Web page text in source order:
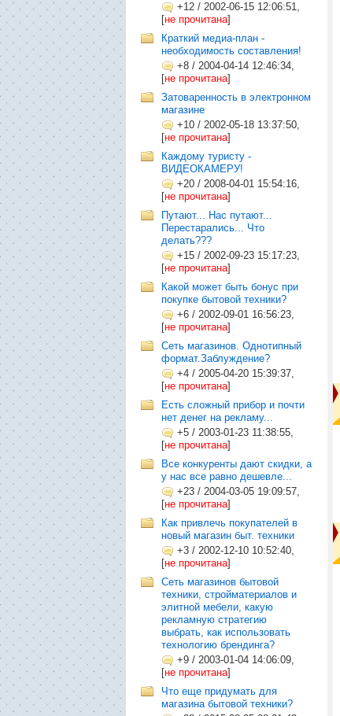
+12 / 2002-06-15 12:06:51,
[не прочитана]
Краткий медиа-план -
необходимость составления!
+8 / 2004-04-14 12:46:34,
[не прочитана]
Затоваренность в электронном
магазине
+10 / 2002-05-18 13:37:50,
[не прочитана]
Каждому туристу -
ВИДЕОКАМЕРУ!
+20 / 2008-04-01 15:54:16,
[не прочитана]
Путают... Нас путают...
Перестарались... Что
делать???
+15 / 2002-09-23 15:17:23,
[не прочитана]
Какой может быть бонус при
покупке бытовой техники?
+6 / 2002-09-01 16:56:23,
[не прочитана]
Сеть магазинов. Однотипный
формат.Заблуждение?
+4 / 2005-04-20 15:39:37,
[не прочитана]
Есть сложный прибор и почти
нет денег на рекламу...
+5 / 2003-01-23 11:38:55,
[не прочитана]
Все конкуренты дают скидки, а
у нас все равно дешевле...
+23 / 2004-03-05 19:09:57,
[не прочитана]
Как привлечь покупателей в
новый магазин быт. техники
+3 / 2002-12-10 10:52:40,
[не прочитана]
Сеть магазинов бытовой
техники, стройматериалов и
элитной мебели, какую
рекламную стратегию
выбрать, как использовать
технологию брендинга?
+9 / 2003-01-04 14:06:09,
[не прочитана]
Что еще придумать для
магазина бытовой техники?